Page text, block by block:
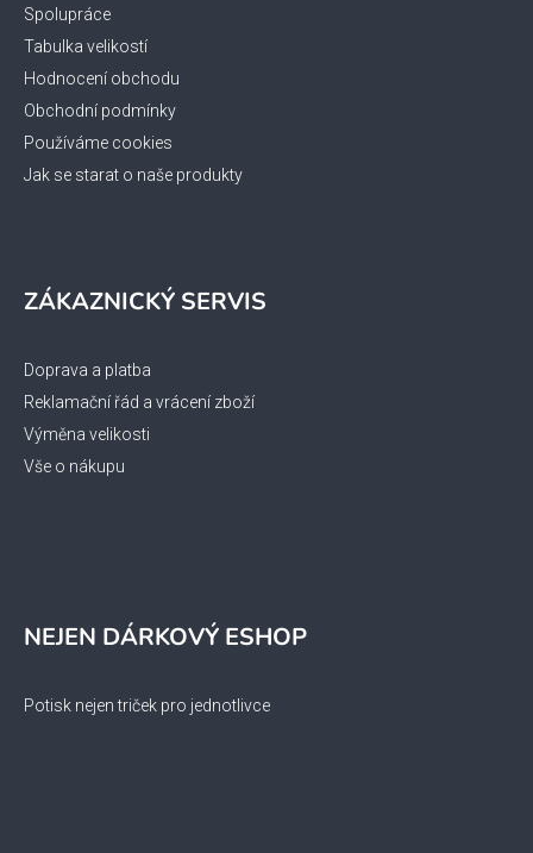
Spolupráce
Tabulka velikostí
Hodnocení obchodu
Obchodní podmínky
Používáme cookies
Jak se starat o naše produkty
ZÁKAZNICKÝ SERVIS
Doprava a platba
Reklamační řád a vrácení zboží
Výměna velikosti
Vše o nákupu
NEJEN DÁRKOVÝ ESHOP
Potisk nejen triček pro jednotlivce